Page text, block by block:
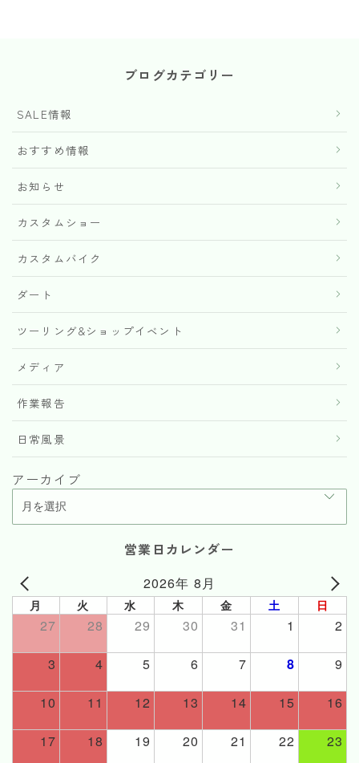
ブログカテゴリー
SALE情報
おすすめ情報
お知らせ
カスタムショー
カスタムバイク
ダート
ツーリング&ショップイベント
メディア
作業報告
日常風景
アーカイブ
営業日カレンダー
2026年 8月
月 火 水 木 金 土 日
27 28 29 30 31 1 2
3 4 5 6 7 8 9
10 11 12 13 14 15 16
17 18 19 20 21 22 23